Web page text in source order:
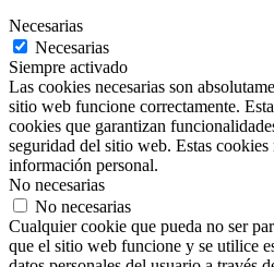
Necesarias
Necesarias
Siempre activado
Las cookies necesarias son
sitio web funcione correctamente.
cookies que garantizan
seguridad del sitio web. Estas
información personal.
No necesarias
No necesarias
Cualquier cookie que pueda no ser
que el sitio web funcione y se utilice